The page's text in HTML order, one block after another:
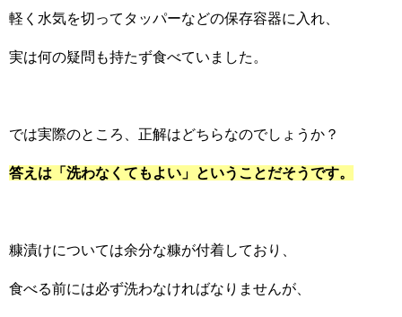
軽く水気を切ってタッパーなどの保存容器に入れ、
実は何の疑問も持たず食べていました。
では実際のところ、正解はどちらなのでしょうか？
答えは「洗わなくてもよい」ということだそうです。
糠漬けについては余分な糠が付着しており、
食べる前には必ず洗わなければなりませんが、